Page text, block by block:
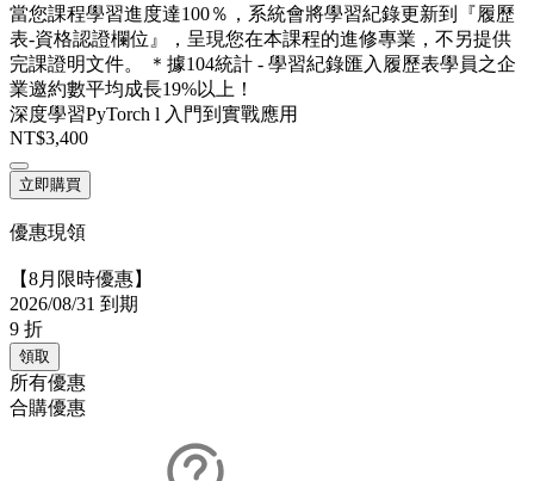
當您課程學習進度達100％，系統會將學習紀錄更新到『履歷
表-資格認證欄位』，呈現您在本課程的進修專業，不另提供
完課證明文件。 ＊據104統計 - 學習紀錄匯入履歷表學員之企
業邀約數平均成長19%以上！
深度學習PyTorch l 入門到實戰應用
NT$3,400
立即購買
優惠現領
【8月限時優惠】
2026/08/31 到期
9 折
領取
所有優惠
合購優惠